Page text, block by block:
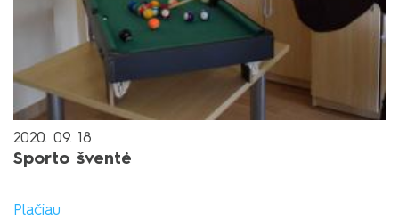
2020. 09. 18
Sporto šventė
Plačiau